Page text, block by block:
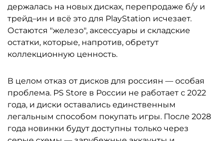
держалась на новых дисках, перепродаже б/у и
трейд–ин и всё это для PlayStation исчезает.
Остаются "железо", аксессуары и складские
остатки, которые, напротив, обретут
коллекционную ценность.
В целом отказ от дисков для россиян — особая
проблема. PS Store в России не работает с 2022
года, и диски оставались единственным
легальным способом покупать игры. После 2028
года новинки будут доступны только через